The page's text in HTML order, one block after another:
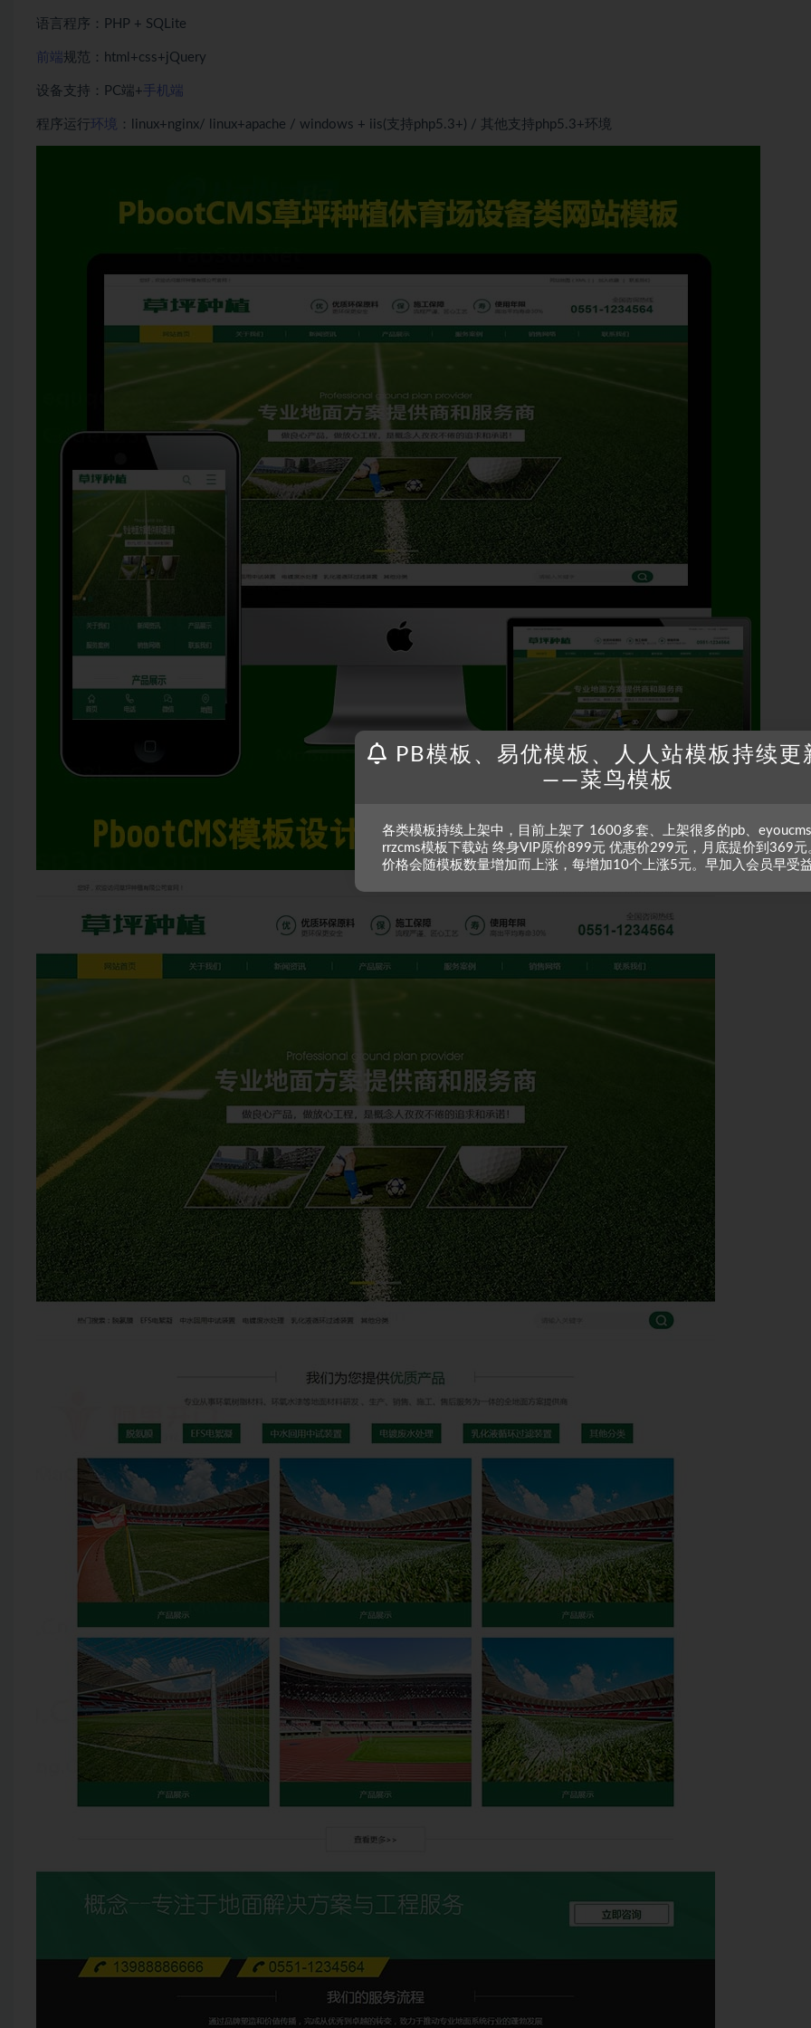
语言程序：PHP + SQLite
前端规范：html+css+jQuery
设备支持：PC端+手机端
程序运行环境 ：linux+nginx/ linux+apache / windows + iis(支持php5.3+) / 其他支持php5.3+环境
PB模板、易优模板、人人站模板持续更
——菜鸟模板
各类模板持续上架中，目前上架了 1600多套、上架很多的pb、eyoucms
rrzcms模板下载站 终身VIP原价899元 优惠价299元，月底提价到369元
价格会随模板数量增加而上涨，每增加10个上涨5元。早加入会员早受益